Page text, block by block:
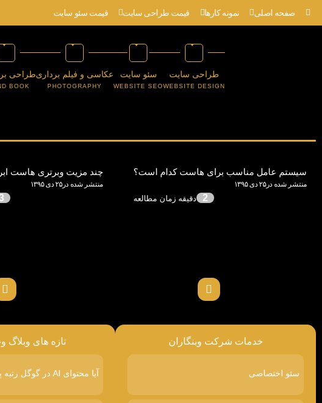
صفحه اصلی نمونه کارها قیمت طراحی سایت قیمت سئو سایت
طراحی سایت
WEBSITE DESIGN
سئو سایت
WEBSITE SEO
عکاسی و فیلم برداری
PHOTOGRAPHY
طراحی
BOOK
سیستم عامل مناسب برای هاست کدام است؟
منتشر شده در۲۵ دی ۱۳۹۵
2
چند مزیت وبرتری هاست
منتشر شده در۲۵ دی ۱۳۹۵
خدمات شرکت وبنگاران
سئو اختصاصی
تازه های وبلاگ
آیا محتوای AI در گوگل رتبه پایین‌تری می‌گیرد